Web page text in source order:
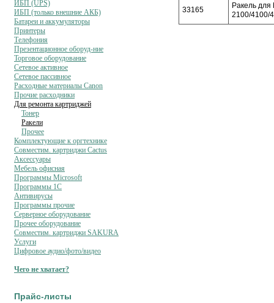
ИБП (UPS)
ИБП (только внешние АКБ)
Батареи и аккумуляторы
Принтеры
Телефония
Презентационное оборуд-ние
Торговое оборудование
Сетевое активное
Сетевое пассивное
Расходные материалы Canon
Прочие расходники
Для ремонта картриджей
Тонер
Ракели
Прочее
Комплектующие к оргтехнике
Совместим. картриджи Cactus
Аксессуары
Мебель офисная
Программы Microsoft
Программы 1C
Антивирусы
Программы прочие
Серверное оборудование
Прочее оборудование
Совместим. картриджи SAKURA
Услуги
Цифровое аудио/фото/видео
Чего не хватает?
Прайс-листы
33165
Ракель для
2100/4100/